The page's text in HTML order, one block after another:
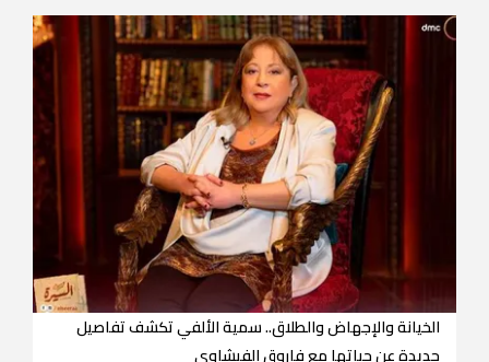
الخيانة والإجهاض والطلاق.. سمية الألفي تكشف تفاصيل
جديدة عن حياتها مع فاروق الفيشاوي